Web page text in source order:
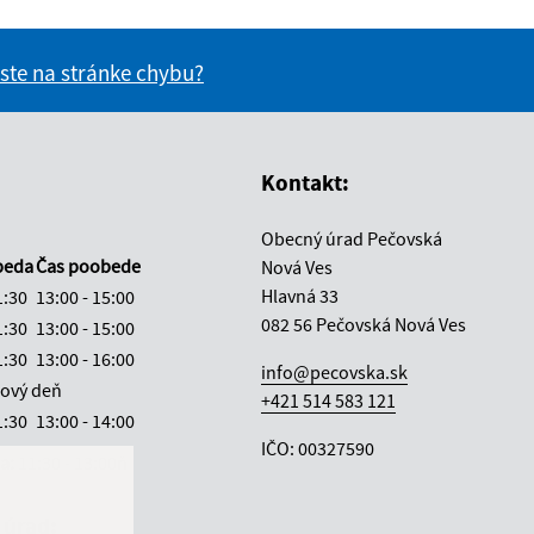
na stránke chybu?
Čas poobede
13:00 - 15:00
13:00 - 15:00
13:00 - 16:00
deň
13:00 - 14:00
Kontakt:
Obecný úrad Pečovská
Nová Ves
Hlavná 33
082 56 Pečovská Nová Ves
info@pecovska.sk
+421 514 583 121
IČO: 00327590